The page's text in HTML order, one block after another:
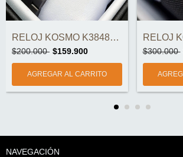
RELOJ KOSMO K3848G ORIGINAL
$200.000 $159.900 $300.000
NAVEGACIÓN